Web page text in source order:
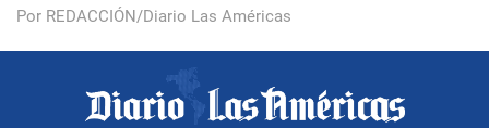
Por REDACCIÓN/Diario Las Américas